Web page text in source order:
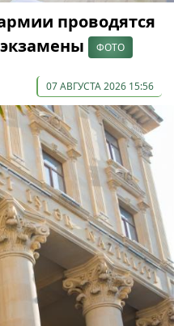
проводятся
ФОТО
07 АВГУСТА 2026 15:56